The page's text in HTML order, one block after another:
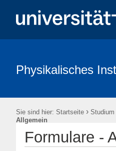
Physikalisches
Sie sind hier: Startseite › Studium
Allgemein
Formulare -